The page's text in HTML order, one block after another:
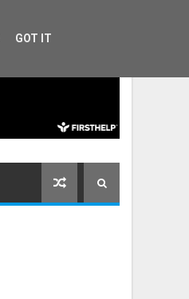
GOT IT